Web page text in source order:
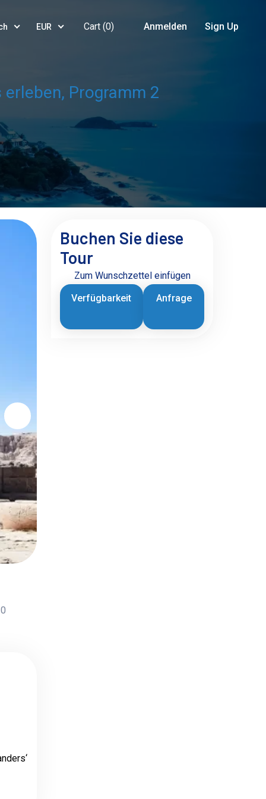
EUR Cart (0) Anmelden Sign Up
Programm 2
Buchen Sie diese
Tour
Zum Wunschzettel einfügen
Anfrage